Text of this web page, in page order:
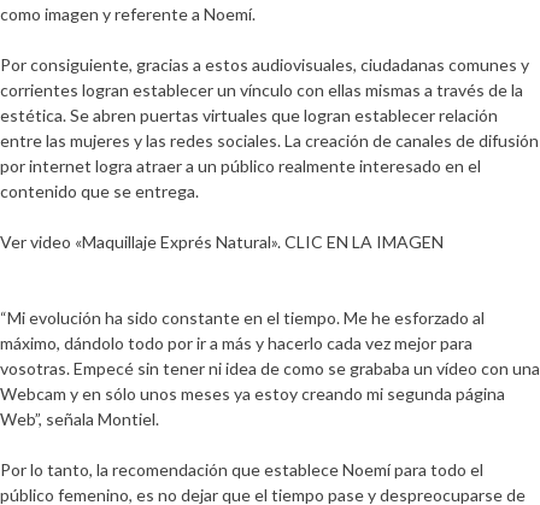
como imagen y referente a Noemí.
Por consiguiente, gracias a estos audiovisuales, ciudadanas comunes y
corrientes logran establecer un vínculo con ellas mismas a través de la
estética. Se abren puertas virtuales que logran establecer relación
entre las mujeres y las redes sociales. La creación de canales de difusión
por internet logra atraer a un público realmente interesado en el
contenido que se entrega.
Ver video «Maquillaje Exprés Natural». CLIC EN LA IMAGEN
“Mi evolución ha sido constante en el tiempo. Me he esforzado al
máximo, dándolo todo por ir a más y hacerlo cada vez mejor para
vosotras. Empecé sin tener ni idea de como se grababa un vídeo con una
Webcam y en sólo unos meses ya estoy creando mi segunda página
Web”, señala Montiel.
Por lo tanto, la recomendación que establece Noemí para todo el
público femenino, es no dejar que el tiempo pase y despreocuparse de